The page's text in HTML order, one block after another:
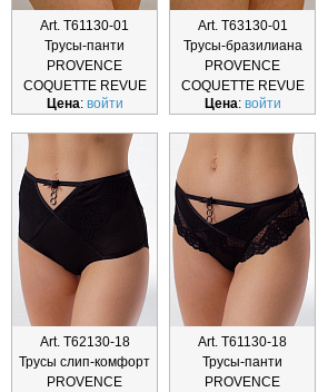
Art. Т61130-01
Трусы-панти
PROVENCE
COQUETTE REVUE
Т61130-01
Цена: войти
Art. Т63130-01
Трусы-бразилиана
PROVENCE
COQUETTE REVUE
Т63130-01
Цена: войти
Art. Т62130-18
Трусы слип-комфорт
PROVENCE
Art. Т61130-18
Трусы-панти
PROVENCE